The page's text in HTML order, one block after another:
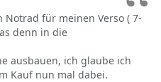
für meinen Verso ( 7-
denn in die
ausbauen, ich glaube ich
Kauf nun mal dabei.